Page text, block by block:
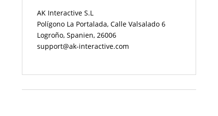
AK Interactive S.L
Polígono La Portalada, Calle Valsalado 6
Logroño, Spanien, 26006
support@ak-interactive.com